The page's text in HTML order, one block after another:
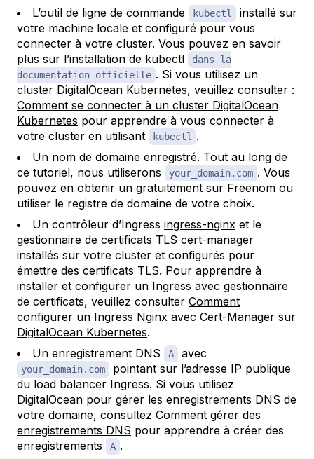
L’outil de ligne de commande
kubectl
installé sur
votre machine locale et configuré pour vous
connecter à votre cluster. Vous pouvez en savoir
plus sur l’installation de kubectl
dans la
documentation officielle . Si vous utilisez un
cluster DigitalOcean Kubernetes, veuillez consulter :
Comment se connecter à un cluster DigitalOcean
Kubernetes pour apprendre à vous connecter à
votre cluster en utilisant
kubectl .
Un nom de domaine enregistré. Tout au long de
ce tutoriel, nous utiliserons
your_domain.com . Vous
pouvez en obtenir un gratuitement sur Freenom ou
utiliser le registre de domaine de votre choix.
Un contrôleur d’Ingress ingress-nginx et le
gestionnaire de certificats TLS cert-manager
installés sur votre cluster et configurés pour
émettre des certificats TLS. Pour apprendre à
installer et configurer un Ingress avec gestionnaire
de certificats, veuillez consulter Comment
configurer un Ingress Nginx avec Cert-Manager sur
DigitalOcean Kubernetes.
Un enregistrement DNS
A avec
your_domain.com
pointant sur l’adresse IP publique
du load balancer Ingress. Si vous utilisez
DigitalOcean pour gérer les enregistrements DNS de
votre domaine, consultez Comment gérer des
enregistrements DNS pour apprendre à créer des
enregistrements
A .